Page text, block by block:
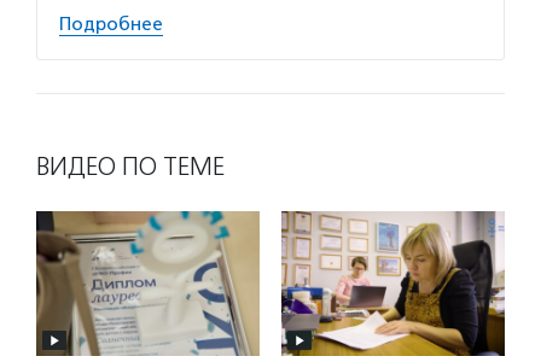
Подробнее
ВИДЕО ПО ТЕМЕ